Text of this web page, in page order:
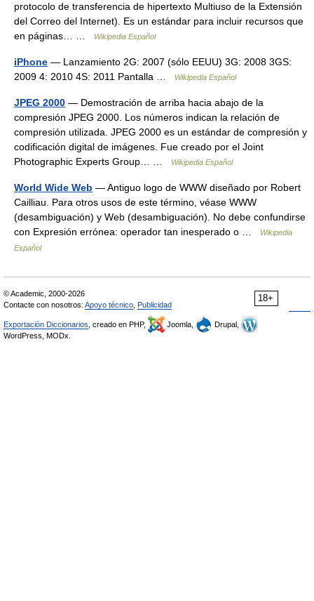
protocolo de transferencia de hipertexto Multiuso de la Extensión
del Correo del Internet). Es un estándar para incluir recursos que
en páginas… …
Wikipedia Español
iPhone — Lanzamiento 2G: 2007 (sólo EEUU) 3G: 2008 3GS:
2009 4: 2010 4S: 2011 Pantalla …
Wikipedia Español
JPEG 2000 — Demostración de arriba hacia abajo de la
compresión JPEG 2000. Los números indican la relación de
compresión utilizada. JPEG 2000 es un estándar de compresión y
codificación digital de imágenes. Fue creado por el Joint
Photographic Experts Group… …
Wikipedia Español
World Wide Web — Antiguo logo de WWW diseñado por Robert
Cailliau. Para otros usos de este término, véase WWW
(desambiguación) y Web (desambiguación). No debe confundirse
con Expresión errónea: operador tan inesperado o …
Wikipedia
Español
18+
© Academic, 2000-2026
Contacte con nosotros: Apoyo técnico Publicidad
Exportación Diccionarios , creado en PHP, Joomla,
Drupal,
WordPress, MODx.